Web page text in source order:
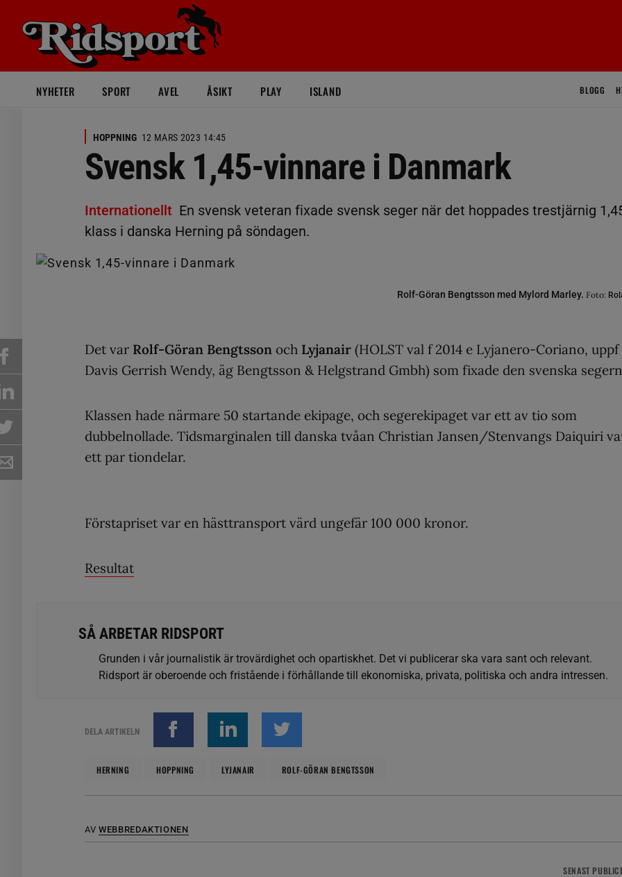
NYHETER SPORT AVEL ÅSIKT PLAY ISLAND BLOGG
HOPPNING 12 MARS 2023 14:45
Svensk 1,45-vinnare i Danmark
Internationellt En svensk veteran fixade svensk seger när det hoppades trestjärnig
klass i danska Herning på söndagen.
Rolf-Göran Bengtsson med Mylord Marley. Foto:
Det var Rolf-Göran Bengtsson och Lyjanair (HOLST val f 2014 e Lyjanero-Coriano, uppf
Davis Gerrish Wendy, äg Bengtsson & Helgstrand Gmbh) som fixade den svenska
Klassen hade närmare 50 startande ekipage, och segerekipaget var ett av tio som
dubbelnollade. Tidsmarginalen till danska tvåan Christian Jansen/Stenvangs Daiquiri
ett par tiondelar.
Förstapriset var en hästtransport värd ungefär 100 000 kronor.
Resultat
SÅ ARBETAR RIDSPORT
Grunden i vår journalistik är trovärdighet och opartiskhet. Det vi publicerar ska vara sant och relevant.
Ridsport är oberoende och fristående i förhållande till ekonomiska, privata, politiska och andra intressen.
DELA ARTIKELN
HERNING HOPPNING LYJANAIR ROLF-GÖRAN BENGTSSON
AV WEBBREDAKTIONEN
SENAST